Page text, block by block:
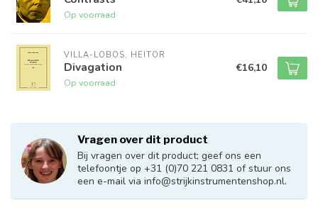
Op voorraad
VILLA-LOBOS, HEITOR
Divagation
Op voorraad
€16,10
Vragen over dit product
Bij vragen over dit product; geef ons een
telefoontje op +31 (0)70 221 0831 of stuur ons
een e-mail via info@strijkinstrumentenshop.nl.